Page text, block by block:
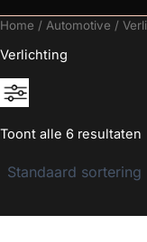
Home / Automotive /
Verlichting
€2
Toont alle 6 resultaten